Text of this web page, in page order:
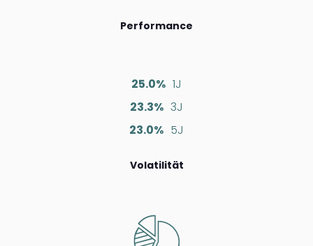
Performance
25.0% 1J
23.3% 3J
23.0% 5J
Volatilität